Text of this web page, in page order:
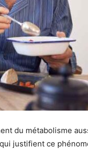
du métabolisme
justifient ce